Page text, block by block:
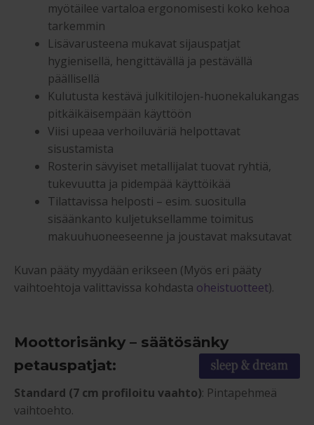
myötäilee vartaloa ergonomisesti koko kehoa
tarkemmin
Lisävarusteena mukavat sijauspatjat
hygienisellä, hengittävällä ja pestävällä
päällisellä
Kulutusta kestävä julkitilojen-huonekalukangas
pitkäikäisempään käyttöön
Viisi upeaa verhoiluväriä helpottavat
sisustamista
Rosterin sävyiset metallijalat tuovat ryhtiä,
tukevuutta ja pidempää käyttöikää
Tilattavissa helposti – esim. suositulla
sisäänkanto kuljetuksellamme toimitus
makuuhuoneeseenne ja joustavat maksutavat
Kuvan pääty myydään erikseen (Myös eri pääty
vaihtoehtoja valittavissa kohdasta oheistuotteet).
Moottorisänky – säätösänky
petauspatjat:
Standard (7 cm profiloitu vaahto): Pintapehmeä
vaihtoehto.